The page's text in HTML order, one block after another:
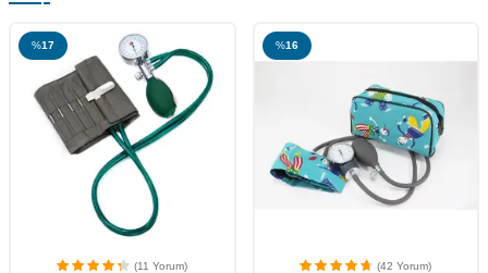
% 16
(42 Yorum)
% 11
(2 Yorum)